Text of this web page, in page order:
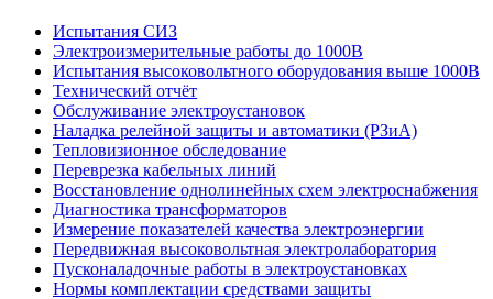
Испытания СИЗ
Электроизмерительные работы до 1000В
Испытания высоковольтного оборудования выше 1000В
Технический отчёт
Обслуживание электроустановок
Наладка релейной защиты и автоматики (РЗиА)
Тепловизионное обследование
Переврезка кабельных линий
Восстановление однолинейных схем электроснабжения
Диагностика трансформаторов
Измерение показателей качества электроэнергии
Передвижная высоковольтная электролаборатория
Пусконаладочные работы в электроустановках
Нормы комплектации средствами защиты